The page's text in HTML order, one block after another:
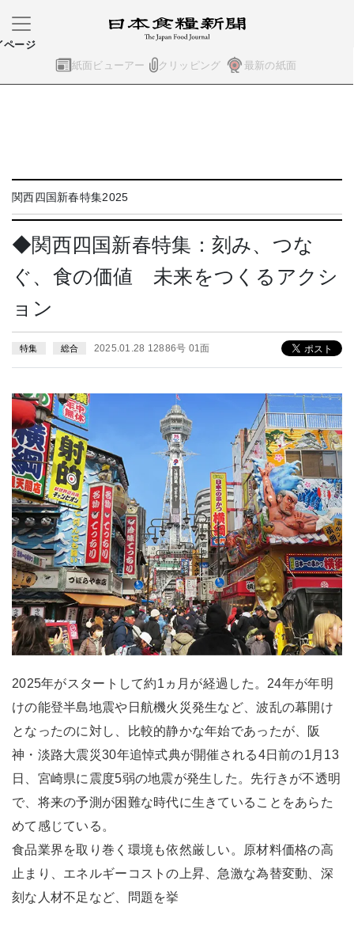
紙面ビューアー クリッピング 最新の紙面
ページ
関西四国新春特集2025
◆関西四国新春特集：刻み、つな
ぐ、食の価値 未来をつくるアクシ
ョン
特集 総合 2025.01.28 12886号 01面
2025年がスタートして約1ヵ月が経過した。24年が年明
けの能登半島地震や日航機火災発生など、波乱の幕開け
となったのに対し、比較的静かな年始であったが、阪
神・淡路大震災30年追悼式典が開催される4日前の1月13
日、宮崎県に震度5弱の地震が発生した。先行きが不透明
で、将来の予測が困難な時代に生きていることをあらた
めて感じている。
食品業界を取り巻く環境も依然厳しい。原材料価格の高
止まり、エネルギーコストの上昇、急激な為替変動、深
刻な人材不足など、問題を挙